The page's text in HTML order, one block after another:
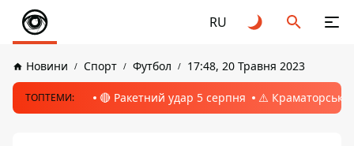
RU
Новини Спорт Футбол 17:48, 20 Травня 2023
ТОПТЕМИ: 🔴 Ракетний удар 5 серпня ⚠️ Краматорськ,